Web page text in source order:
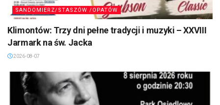
SANDOMIERZ/STASZÓW /OPATÓW
Klimontów: Trzy dni pełne tradycji i muzyki – XXVIII
Jarmark na św. Jacka
2026-08-07